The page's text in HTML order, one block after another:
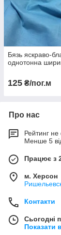
Бязь яскраво-
однотонна
125 ₴/пог.м
Про нас
Рейтинг
Менше 5
Працює з
м. Херсон
Контакти
Сьогодні
Показати